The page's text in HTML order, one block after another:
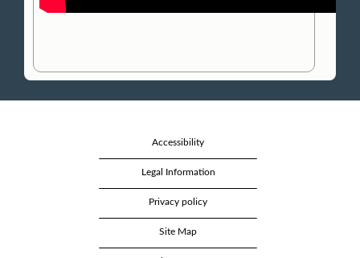
Accessibility
Legal Information
Privacy policy
Site Map